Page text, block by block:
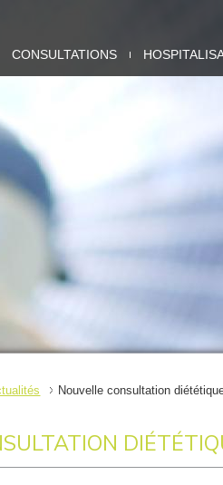
CONSULTATIONS
Nouvelle consultation